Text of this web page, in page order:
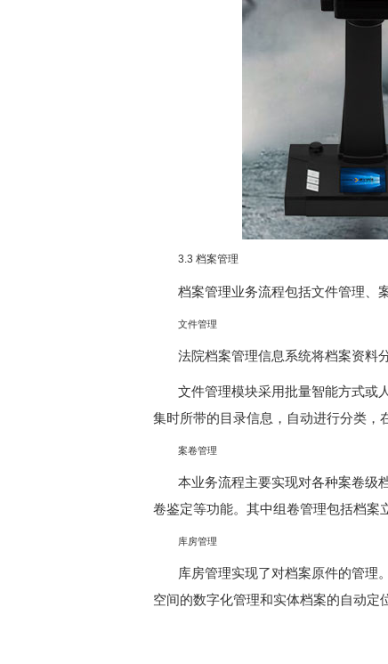
3.3 档案管理
档案管理业务流程包括文件管理、
文件管理
法院档案管理信息系统将档案资料
文件管理模块采用批量智能方式或
集时所带的目录信息，自动进行分类，
案卷管理
本业务流程主要实现对各种案卷级
卷鉴定等功能。其中组卷管理包括档案
库房管理
库房管理实现了对档案原件的管理
空间的数字化管理和实体档案的自动定